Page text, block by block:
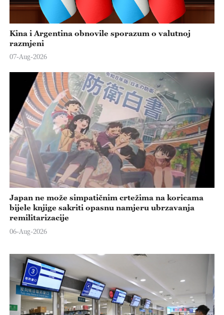
Kina i Argentina obnovile sporazum o valutnoj
razmjeni
07-Aug-2026
Japan ne može simpatičnim crtežima na koricama
bijele knjige sakriti opasnu namjeru ubrzavanja
remilitarizacije
06-Aug-2026